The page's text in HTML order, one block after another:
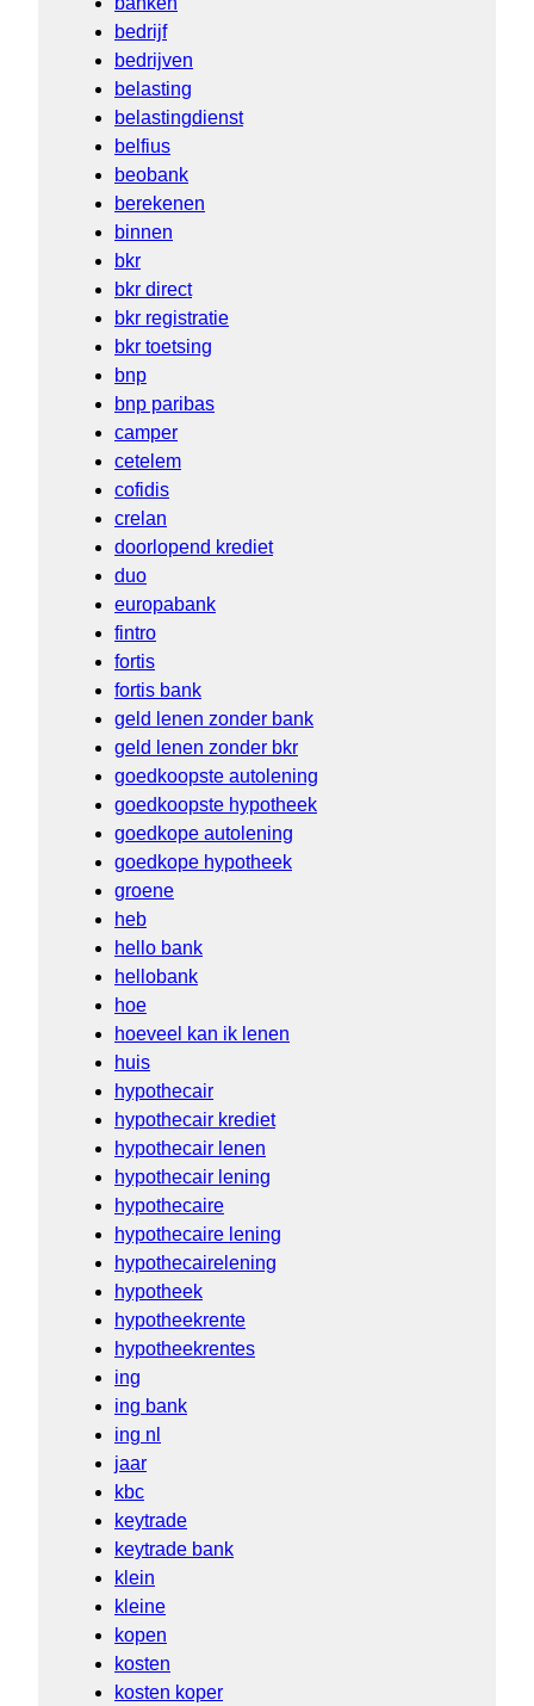
bedrijf
bedrijven
belasting
belastingdienst
belfius
beobank
berekenen
binnen
bkr
bkr direct
bkr registratie
bkr toetsing
bnp
bnp paribas
camper
cetelem
cofidis
crelan
doorlopend krediet
duo
europabank
fintro
fortis
fortis bank
geld lenen zonder bank
geld lenen zonder bkr
goedkoopste autolening
goedkoopste hypotheek
goedkope autolening
goedkope hypotheek
groene
heb
hello bank
hellobank
hoe
hoeveel kan ik lenen
huis
hypothecair
hypothecair krediet
hypothecair lenen
hypothecair lening
hypothecaire
hypothecaire lening
hypothecairelening
hypotheek
hypotheekrente
hypotheekrentes
ing
ing bank
ing nl
jaar
kbc
keytrade
keytrade bank
klein
kleine
kopen
kosten
kosten koper